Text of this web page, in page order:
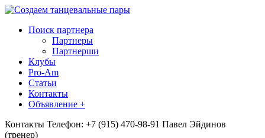
Поиск партнера
Партнеры
Партнерши
Клубы
Pro-Am
Статьи
Контакты
Объявление +
Контакты Телефон: +7 (915) 470-98-91 Павел Эйдинов
(тренер)